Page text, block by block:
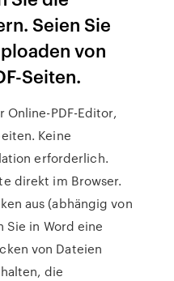
Seien Sie
von
Seiten.
Online-PDF-Editor,
Keine
erforderlich.
direkt im Browser.
aus (abhängig von
Sie in Word eine
von Dateien
die